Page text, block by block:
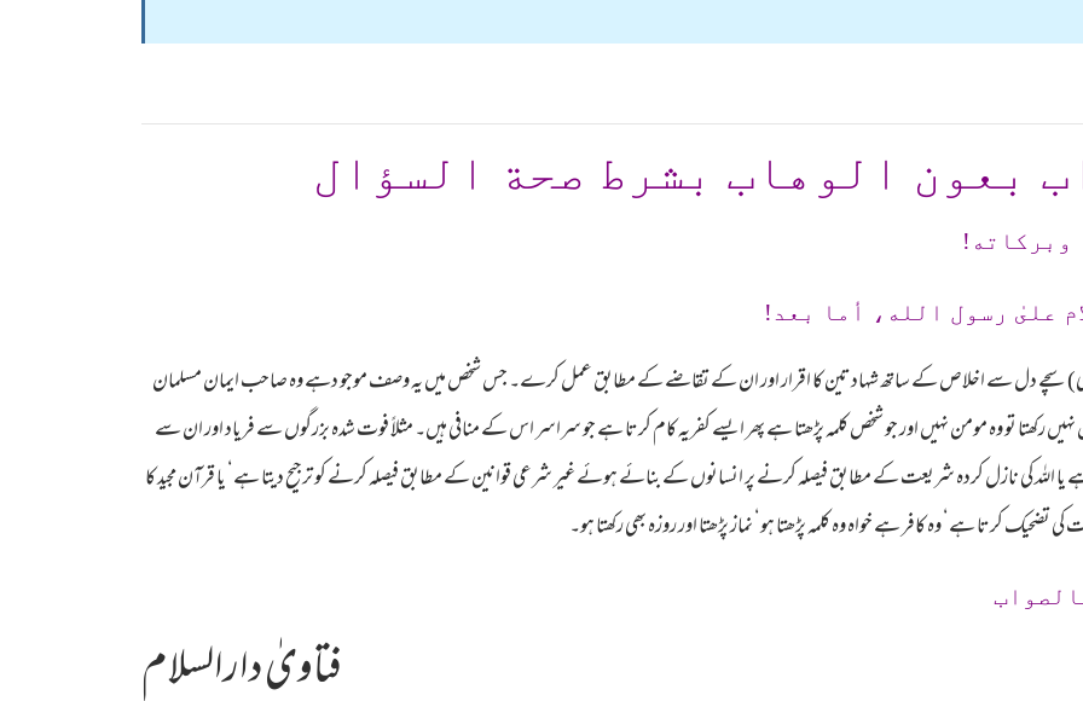
بعون الوهاب بشرط صحة السؤال
وبرکاته!
علىٰ رسول الله، أما بعد!
سچے دل سے اخلاص کے ساتھ شہادتین کا اقرار اور ان کے تقاضے کے مطابق عمل کرے۔ جس شخص میں یہ وصف موجو دہے وہ صاحب ایمان مسلمان
رکھتا تو وہ مومن نہیں اور جو شخص کلمہ پڑھتا ہے پھر ایسے کفریہ کام کرتا ہے جو سراسر اس کے منافی ہیں۔ مثلاً فوت شدہ بزرگوں سے فریاد اور ان سے
اللہ کی نازل کردہ شریعت کے مطابق فیصلہ کرنے پر انسانوں کے بنائے ہوئے غیر شرعی قوانین کے مطابق فیصلہ کرنے کو ترجیح دیتا ہے‘ یا قرآن مجید کا
کرتا ہے‘ وہ کافر ہے خواہ وہ کلمہ پڑھتا ہو‘ نماز پڑھتا اور روزہ بھی رکھتا ہو۔
فتاویٰ دارالسلام